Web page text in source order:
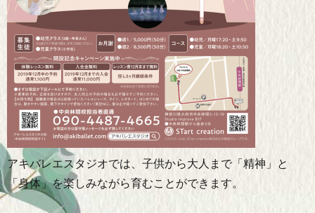
アキバレエスタジオでは、子供から大人まで「精神」と
「身体」を楽しみながら育むことができます。